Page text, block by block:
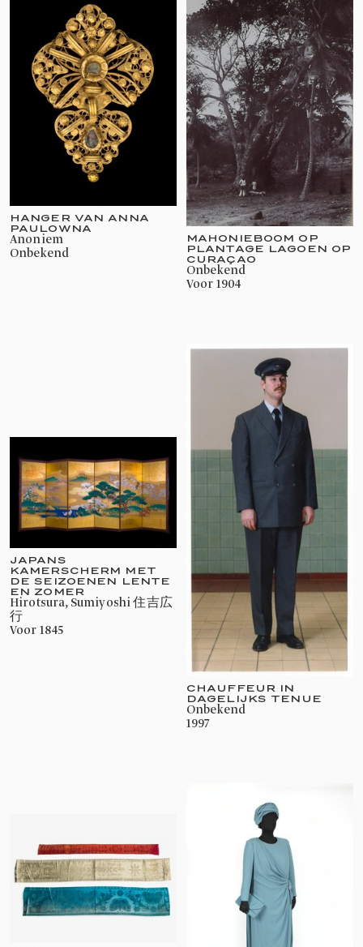
HANGER VAN ANNA
PAULOWNA
Anoniem
onbekend
MAHONIEBOOM OP
PLANTAGE LAGOEN OP
CURAÇAO
onbekend
voor 1904
JAPANS
KAMERSCHERM MET
DE SEIZOENEN LENTE
EN ZOMER
Hirotsura, Sumiyoshi 住吉広
行
voor 1845
CHAUFFEUR IN
DAGELIJKS TENUE
onbekend
1997